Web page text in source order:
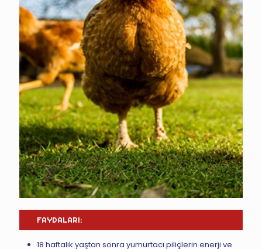
FAYDALARI:
18 haftalık yaştan sonra yumurtacı piliçlerin enerji ve